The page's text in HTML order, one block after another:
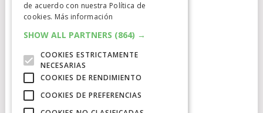
Aviso Legal
Política de Privacidad
Política de Cookies
Clausula de afiliación
de acuerdo con nuestra Política de
cookies. Más información
SHOW ALL PARTNERS (864) →
COOKIES ESTRICTAMENTE
NECESARIAS
COOKIES DE RENDIMIENTO
COOKIES DE PREFERENCIAS